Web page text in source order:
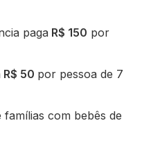
paga R$ 150 por
R$ 50 por pessoa de 7
com bebês de